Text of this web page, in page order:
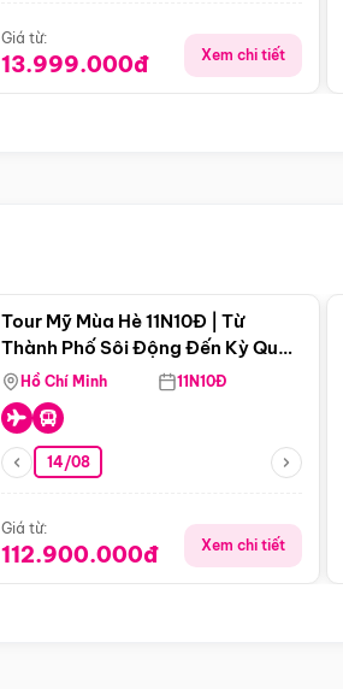
Giá từ:
13.999.000đ Xem chi tiết
Tour Mỹ Mùa Hè 11N10Đ | Từ
Thành Phố Sôi Động Đến Kỳ Quan
Thiên Nhiên Mỹ
Hồ Chí Minh 11N10Đ
14/08
Giá từ:
112.900.000đ Xem chi tiết